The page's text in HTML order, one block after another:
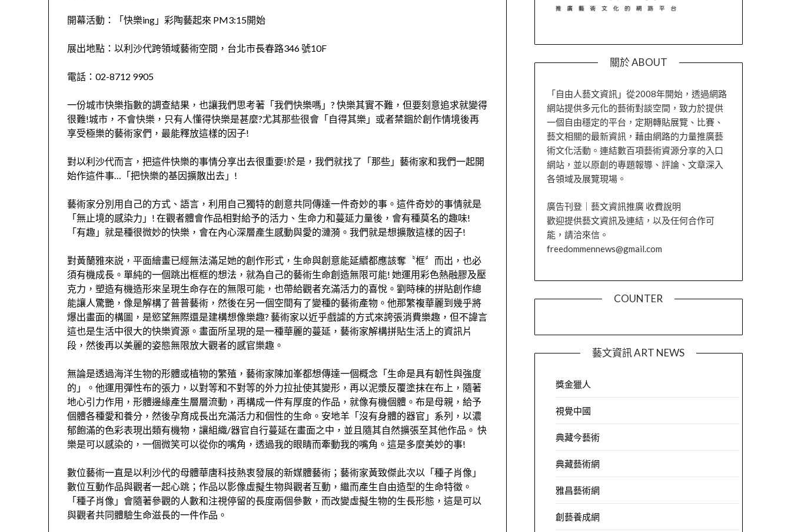
開幕活動：「快樂ing」彩陶藝起來 PM3:15開始
展出地點：以利沙代跨領域藝術空間，台北市長春路346 號10F
電話：02-8712 9905
一份城市快樂指數的調查結果，也讓我們思考著「我們快樂嗎」? 快樂其實不難，但要刻意追求就變得
很難!城市，不會快樂，只有人懂得快樂是甚麼?尤其那些很會「自得其樂」或者禁錮於創作情境後再
享受極樂的藝術家們，最能釋放這樣的因子!
對以利沙代而言，把這件快樂的事情分享出去很重要!於是，我們就找了「那些」藝術家和我們一起開
始作這件事…「把快樂的基因擴散出去」!
藝術家分別用自己的方式、語言，利用自己獨特的創意共同傳達一件奇妙的事。這件奇妙的事情就是
「無止境的感染力」! 在觀者體會作品相對給予的活力、生命力和蔓延力量後，會有種莫名的趣味!
「有趣」就是種很微妙的快樂，會在內心深層產生感動與愛的漣漪。我們就是想擴散這樣的因子!
對黃蘭雅來説，平面繪畫已經無法滿足她的創作形式，生命與創意能延續都應該奪〝框〞而出，也必
須有機成長。單純的一個跳出框框的想法，就為自己的藝術生命創造無限可能! 她運用彩色熱融膠及壓
克力，塑造有機造形來呈現生命存在的無限可能，也帶給觀者充滿活力的喜悅。劉時棟的拼貼創作總
能讓人驚艷，像是解構了普普藝術，然後在另一個空間有了變種的藝術產物。他那繁複華麗到幾乎將
爆出畫面的構圖，是慾望無際還是建構想像樂趣? 藝術家以近乎戲謔的方式來誇張消費樂趣，但不諱言
這也是生活中很大的快樂資源。畫面所呈現的是一種華麗的蔓延，藝術家解構拼貼生活上的資訊片
段，然後再以美麗的姿態無限放大觀者的感官樂趣。
無論是透過海洋生物的形體或植物的繁殖，藝術家陳加峯都想傳達一個概念「生命是具有韌性與強度
的」。他運用彈性布的張力，以對等和不對等的外力拉扯使其變形，再以泥漿反覆塗抹在布上，隨著
地心引力作用，形體邊緣產生層層流動，再構成一件有厚度的作品，就像有機個體。布是母親，給予
個體各種愛和養分，然後孕育成長出充滿活力和個性的生命。安地羊「沒有身體的器官」系列，以濃
郁飽滿的色彩表現出類有機物，讓組織/器官自行蔓延在畫面之中，並且隨其自然擴張至其他作品。 快
樂是可以感染的，一個微笑可以從你的嘴角，透過我的眼睛而牽動我的嘴角。這是多麼美妙的事!
數位藝術一直是以利沙代的母體華唐科技熱衷發展的新媒體藝術；藝術家黃致傑此次以「種子肖像」
數位互動作品與觀者一起心跳；作品以影像虛擬生物與觀者互動，繼而產生自由造型的生命特徵。
「種子肖像」會隨著參觀的人數和注視停留的長度兩個參數，而改變虛擬生物的生長形態，這是可以
與觀者共同體驗生命滋長的一件作品。
關於 ABOUT
「自由人藝文資訊」從2008年開始，透過網路
網站提供多元化的藝術對談空間，致力於提供
一個自由穩定的平台，定期轉貼展覽、比賽、
藝文相關的最新資訊，藉由網路的力量推廣藝
術文化活動。連結數百項藝術資源分享的入口
網站，並以原創的專題報導、評論、文章深入
各領域及展覽現場。
廣告刊登｜藝文資訊推廣 收費說明
歡迎提供藝文資訊及連結，以及任何合作可
能，請洽來信。
freedommennews@gmail.com
COUNTER
藝文資訊 ART NEWS
獎金獵人
視覺中國
典藏今藝術
典藏藝術網
雅昌藝術網
創藝養成網